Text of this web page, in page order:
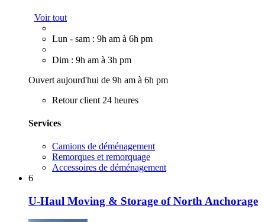
Voir tout
Lun - sam : 9h am à 6h pm
Dim : 9h am à 3h pm
Ouvert aujourd'hui de 9h am à 6h pm
Retour client 24 heures
Services
Camions de déménagement
Remorques et remorquage
Accessoires de déménagement
6
U-Haul Moving & Storage of North Anchorage